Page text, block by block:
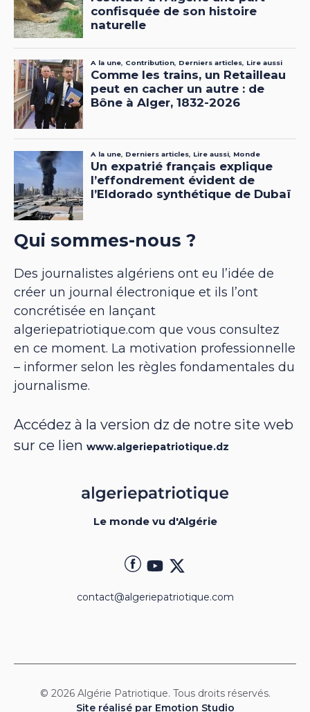
Qui sommes-nous ?
Des journalistes algériens ont eu l’idée de
créer un journal électronique et ils l’ont
concrétisée en lançant
algeriepatriotique.com que vous consultez
en ce moment. La motivation professionnelle
– informer selon les règles fondamentales du
journalisme.
Accédez à la version dz de notre site web
sur ce lien www.algeriepatriotique.dz
Le monde vu d'Algérie
contact@algeriepatriotique.com
© 2026 Algérie Patriotique. Tous droits réservés.
Site réalisé par Emotion Studio